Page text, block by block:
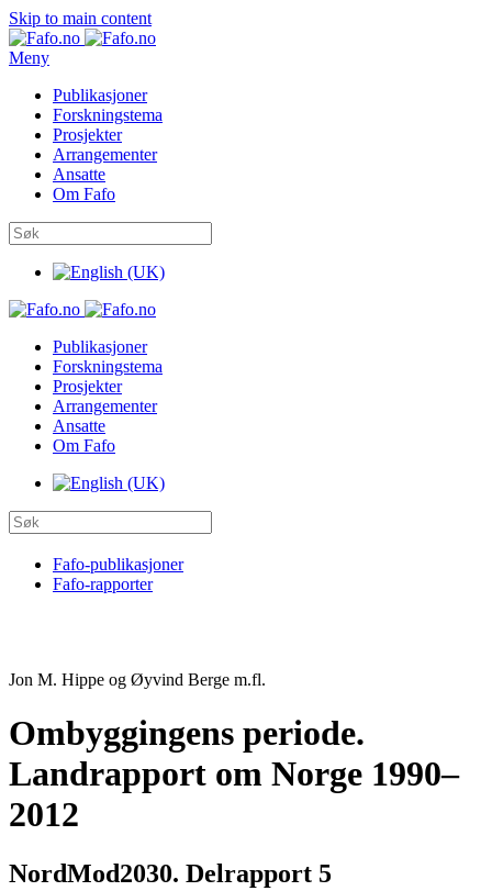
Skip to main content
Meny
Publikasjoner
Forskningstema
Prosjekter
Arrangementer
Ansatte
Om Fafo
Publikasjoner
Forskningstema
Prosjekter
Arrangementer
Ansatte
Om Fafo
Fafo-publikasjoner
Fafo-rapporter
Jon M. Hippe og Øyvind Berge m.fl.
Ombyggingens periode.
Landrapport om Norge 1990–
2012
NordMod2030. Delrapport 5